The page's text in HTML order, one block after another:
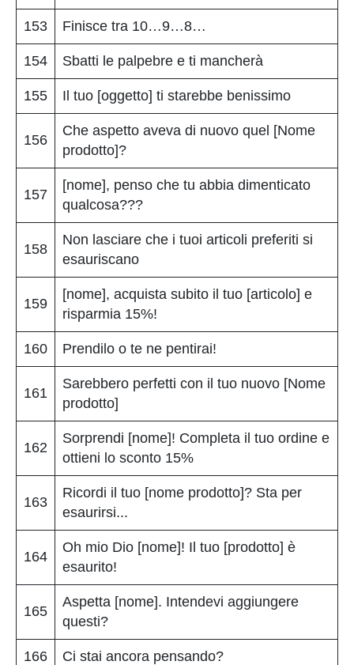
153 Finisce tra 10…9…8…
154 Sbatti le palpebre e ti mancherà
155 Il tuo [oggetto] ti starebbe benissimo
156
Che aspetto aveva di nuovo quel [Nome
prodotto]?
157
[nome], penso che tu abbia dimenticato
qualcosa???
158
Non lasciare che i tuoi articoli preferiti si
esauriscano
159
[nome], acquista subito il tuo [articolo] e
risparmia 15%!
160 Prendilo o te ne pentirai!
161
Sarebbero perfetti con il tuo nuovo [Nome
prodotto]
162
Sorprendi [nome]! Completa il tuo ordine e
ottieni lo sconto 15%
163
Ricordi il tuo [nome prodotto]? Sta per
esaurirsi...
164
Oh mio Dio [nome]! Il tuo [prodotto] è
esaurito!
165
Aspetta [nome]. Intendevi aggiungere
questi?
166 Ci stai ancora pensando?